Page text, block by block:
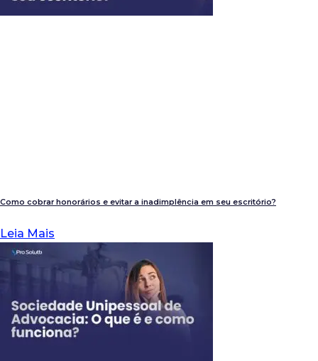
Como cobrar honorários e evitar a inadimplência em seu escritório?
Leia Mais